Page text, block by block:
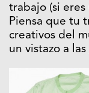
trabajo (si
Piensa que tu
creativos del
un vistazo a las